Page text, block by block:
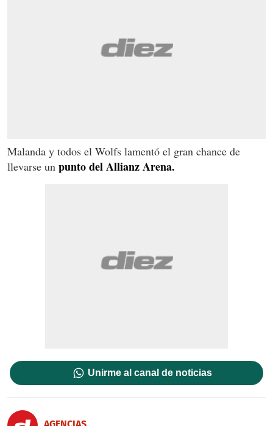
Malanda y todos el Wolfs lamentó el gran chance de
llevarse un punto del Allianz Arena.
Unirme al canal de noticias